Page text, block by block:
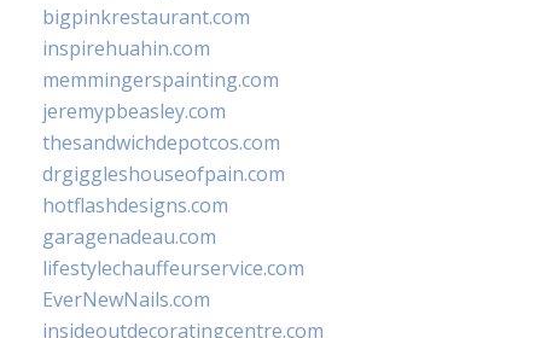
bigpinkrestaurant.com
inspirehuahin.com
memmingerspainting.com
jeremypbeasley.com
thesandwichdepotcos.com
drgiggleshouseofpain.com
hotflashdesigns.com
garagenadeau.com
lifestylechauffeurservice.com
EverNewNails.com
insideoutdecoratingcentre.com